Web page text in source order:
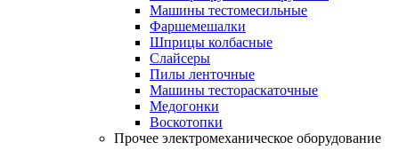
Машины тестомесильные
Фаршемешалки
Шприцы колбасные
Слайсеры
Пилы ленточные
Машины тестораскаточные
Медогонки
Воскотопки
Прочее электромеханическое оборудование